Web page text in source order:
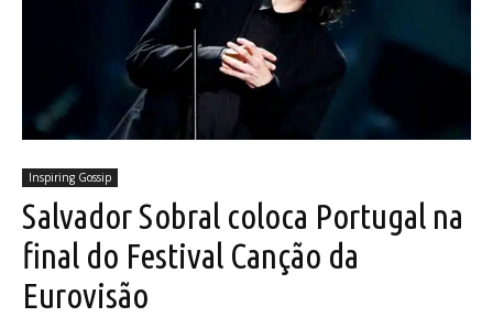
Inspiring Gossip
Salvador Sobral coloca Portugal na
final do Festival Canção da
Eurovisão